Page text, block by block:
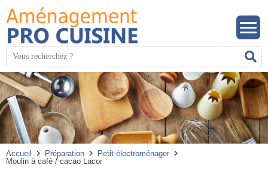
Mots
clés
:
Accueil Préparation
Petit électroménager
Moulin à café / cacao Lacor
Panneau de gestion des cookies